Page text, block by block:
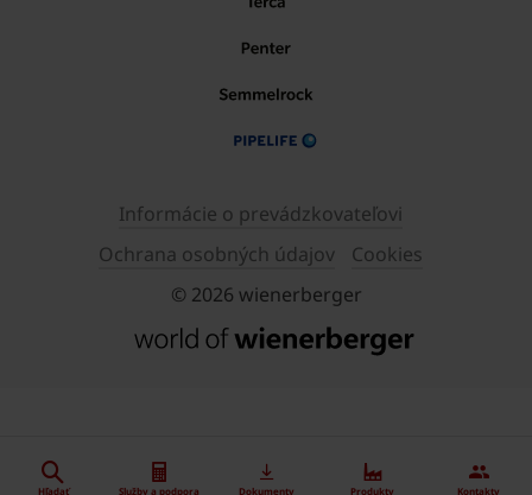
Hľadať Služby a podpora Dokumenty Produkty Kontakty
Informácie o prevádzkovateľovi
Ochrana osobných údajov
Cookies
© 2026 wienerberger